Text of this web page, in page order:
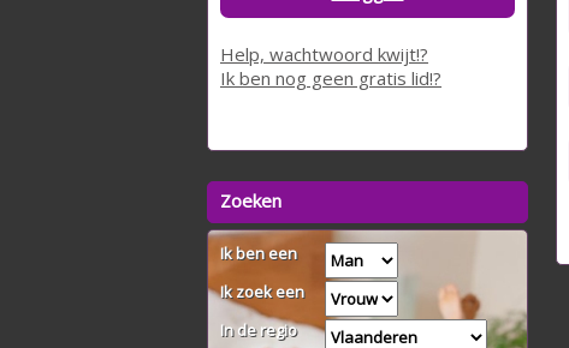
Help, wachtwoord kwijt!?
Ik ben nog geen gratis lid!?
Zoeken
Ik ben een
Ik zoek een
In de regio